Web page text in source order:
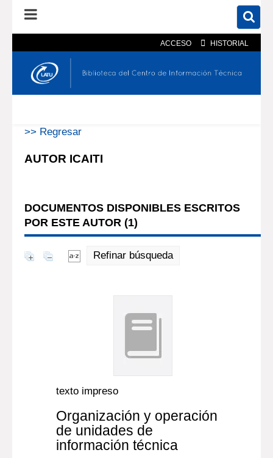
ACCESO HISTORIAL
En el catálogo En el sitio
>> Regresar
AUTOR ICAITI
DOCUMENTOS DISPONIBLES ESCRITOS
POR ESTE AUTOR (1)
Refinar búsqueda
texto impreso
Organización y operación
de unidades de
información técnica